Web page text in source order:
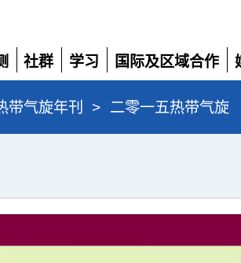
社群
展
开
学习
展
开
国际及区域合作
展
开
带气旋年刊 > 二零一五热带气旋